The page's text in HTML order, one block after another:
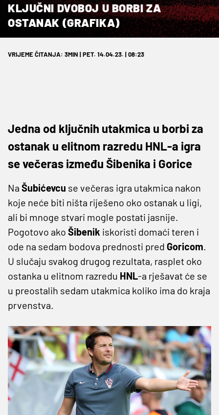
KLJUČNI DVOBOJ U BORBI ZA
OSTANAK (GRAFIKA)
VRIJEME ČITANJA: 3MIN | PET. 14.04.23. | 08:23
Jedna od ključnih utakmica u borbi za
ostanak u elitnom razredu HNL-a igra
se večeras između Šibenika i Gorice
Na Šubićevcu se večeras igra utakmica nakon
koje neće biti ništa riješeno oko ostanak u ligi,
ali bi mnoge stvari mogle postati jasnije.
Pogotovo ako Šibenik iskoristi domaći teren i
ode na sedam bodova prednosti pred Goricom.
U slučaju svakog drugog rezultata, rasplet oko
ostanka u elitnom razredu HNL-a rješavat će se
u preostalih sedam utakmica koliko ima do kraja
prvenstva.